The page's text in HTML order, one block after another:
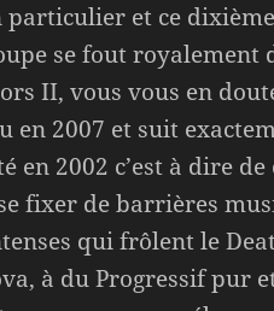
particulier et ce
se fout royalement
II, vous vous en
en 2007 et suit
en 2002 c’est à dire
fixer de barrières
qui frôlent le
à du Progressif pur